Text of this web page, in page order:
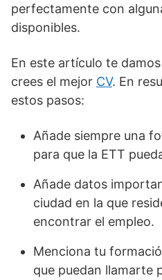
perfectamente con
disponibles.
En este artículo te
crees el mejor CV. En
estos pasos:
Añade siempre una
para que la ETT
Añade datos
ciudad en la que
encontrar el empleo.
Menciona tu
que puedan llamarte